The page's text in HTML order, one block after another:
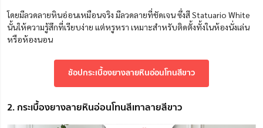
โดยมีลวดลายหินอ่อนเหมือนจริง มีลวดลายที่ชัดเจน ซึ่งสี Statuario White
นั้นให้ความรู้สึกที่เรียบง่าย แต่หรูหรา เหมาะสำหรับติดตั้งทั้งในห้องนั่งเล่น
หรือห้องนอน
ช้อปกระเบื้องยางลายหินอ่อนโทนสีขาว
2. กระเบื้องยางลายหินอ่อนโทนสีเทาลายสีขาว